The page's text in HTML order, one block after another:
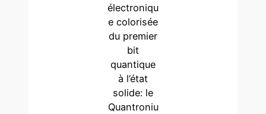
électroniqu
e colorisée
du premier
bit
quantique
à l’état
solide: le
Quantroniu